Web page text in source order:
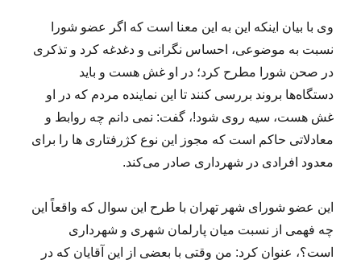
وی با بیان اینکه این به این معنا است که اگر عضو شورا
نسبت به موضوعی، احساس نگرانی و دغدغه کرد و تذکری
در صحن شورا مطرح کرد؛ در او غش هست و باید
دستگاه‌ها بروند بررسی کنند تا این نماینده مردم که در او
غش هست، سیه روی شود!، گفت: نمی دانم چه روابط و
معادلاتی حاکم است که مجوز این نوع کژرفتاری ها را برای
معدود افرادی در شهرداری صادر می‌کند.
این عضو شورای شهر تهران با طرح این سوال که واقعاً این
چه فهمی از نسبت میان پارلمان شهری و شهرداری
است؟، عنوان کرد: من وقتی با بعضی از این آقایان که در